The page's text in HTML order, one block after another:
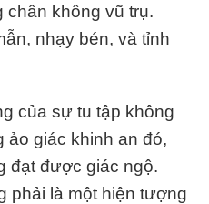
chân không vũ trụ.
nhạy bén, và tỉnh
của sự tu tập không
ảo giác khinh an đó,
đạt được giác ngộ.
phải là một hiện tượng